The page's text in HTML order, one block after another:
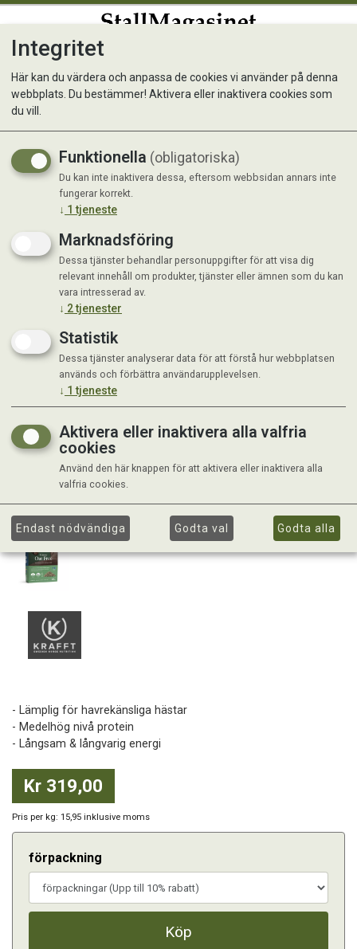
Krafft Groov Oat Free 20 kg
- Lämplig för havrekänsliga hästar
- Medelhög nivå protein
- Långsam & långvarig energi
Kr 319,00
Pris per kg: 15,95 inklusive moms
förpackning
Köp
Integritet
Här kan du värdera och anpassa de cookies vi använder på denna
webbplats. Du bestämmer! Aktivera eller inaktivera cookies som
du vill.
Funktionella (obligatoriska)
Du kan inte inaktivera dessa, eftersom webbsidan annars inte
fungerar korrekt.
↓ 1 tjeneste
Marknadsföring
Dessa tjänster behandlar personuppgifter för att visa dig
relevant innehåll om produkter, tjänster eller ämnen som du kan
vara intresserad av.
↓ 2tjenester
Statistik
Dessa tjänster analyserar data för att förstå hur webbplatsen
används och förbättra användarupplevelsen.
↓ 1 tjeneste
Aktivera eller inaktivera alla valfria
cookies
Använd den här knappen för att aktivera eller inaktivera alla
valfria cookies.
Endast nödvändiga Godta val Godta alla